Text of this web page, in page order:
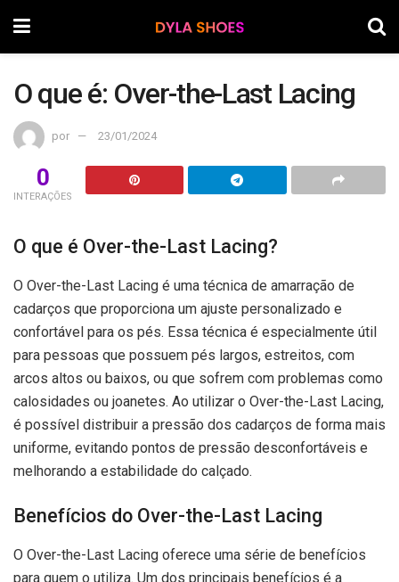
O que é: Over-the-Last Lacing
por 23/01/2024
0
INTERAÇÕES
O que é Over-the-Last Lacing?
O Over-the-Last Lacing é uma técnica de amarração de
cadarços que proporciona um ajuste personalizado e
confortável para os pés. Essa técnica é especialmente útil
para pessoas que possuem pés largos, estreitos, com
arcos altos ou baixos, ou que sofrem com problemas como
calosidades ou joanetes. Ao utilizar o Over-the-Last Lacing,
é possível distribuir a pressão dos cadarços de forma mais
uniforme, evitando pontos de pressão desconfortáveis e
melhorando a estabilidade do calçado.
Benefícios do Over-the-Last Lacing
O Over-the-Last Lacing oferece uma série de benefícios
para quem o utiliza. Um dos principais benefícios é a